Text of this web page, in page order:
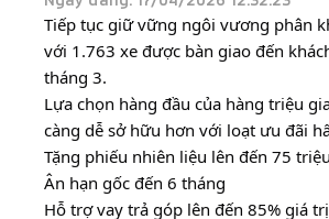
Tiếp tục giữ vững ngôi vương phân
với 1.763 xe được bàn giao đến
tháng 3.
Lựa chọn hàng đầu của hàng triệu
càng dễ sở hữu hơn với loạt ưu đãi
Tặng phiếu nhiên liệu lên đến 75
Ân hạn gốc đến 6 tháng
Hỗ trợ vay trả góp lên đến 85% giá